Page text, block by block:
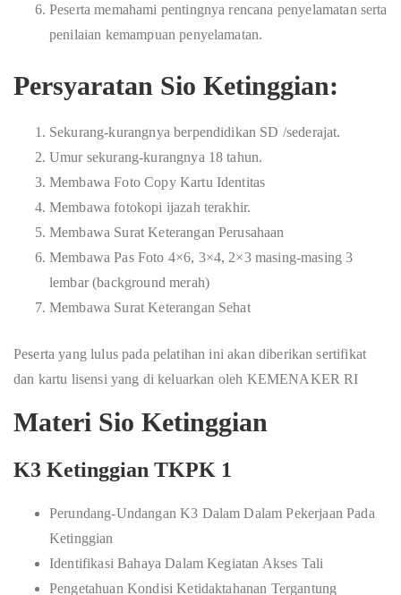
Peserta memahami pentingnya rencana penyelamatan serta
penilaian kemampuan penyelamatan.
Persyaratan Sio Ketinggian:
Sekurang-kurangnya berpendidikan SD /sederajat.
Umur sekurang-kurangnya 18 tahun.
Membawa Foto Copy Kartu Identitas
Membawa fotokopi ijazah terakhir.
Membawa Surat Keterangan Perusahaan
Membawa Pas Foto 4×6, 3×4, 2×3 masing-masing 3
lembar (background merah)
Membawa Surat Keterangan Sehat
Peserta yang lulus pada pelatihan ini akan diberikan sertifikat
dan kartu lisensi yang di keluarkan oleh KEMENAKER RI
Materi Sio Ketinggian
K3 Ketinggian TKPK 1
Perundang-Undangan K3 Dalam Dalam Pekerjaan Pada
Ketinggian
Identifikasi Bahaya Dalam Kegiatan Akses Tali
Pengetahuan Kondisi Ketidaktahanan Tergantung